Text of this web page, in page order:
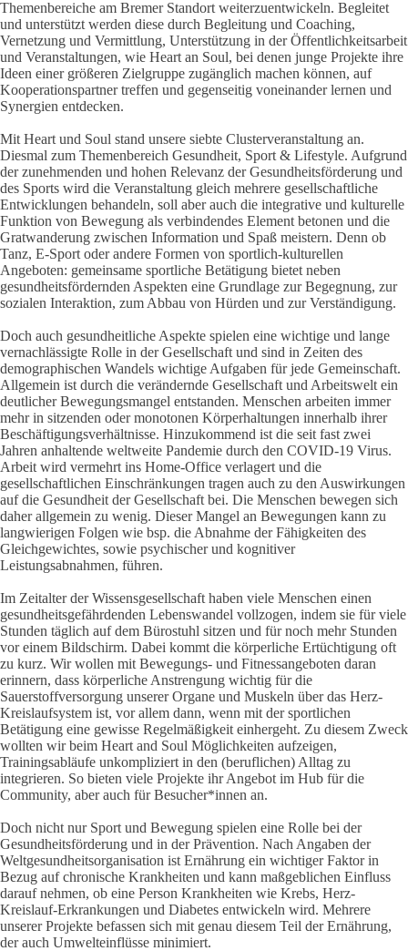
Themenbereiche am Bremer Standort weiterzuentwickeln. Begleitet
und unterstützt werden diese durch Begleitung und Coaching,
Vernetzung und Vermittlung, Unterstützung in der Öffentlichkeitsarbeit
und Veranstaltungen, wie Heart an Soul, bei denen junge Projekte ihre
Ideen einer größeren Zielgruppe zugänglich machen können, auf
Kooperationspartner treffen und gegenseitig voneinander lernen und
Synergien entdecken.
Mit Heart und Soul stand unsere siebte Clusterveranstaltung an.
Diesmal zum Themenbereich Gesundheit, Sport & Lifestyle. Aufgrund
der zunehmenden und hohen Relevanz der Gesundheitsförderung und
des Sports wird die Veranstaltung gleich mehrere gesellschaftliche
Entwicklungen behandeln, soll aber auch die integrative und kulturelle
Funktion von Bewegung als verbindendes Element betonen und die
Gratwanderung zwischen Information und Spaß meistern. Denn ob
Tanz, E-Sport oder andere Formen von sportlich-kulturellen
Angeboten: gemeinsame sportliche Betätigung bietet neben
gesundheitsfördernden Aspekten eine Grundlage zur Begegnung, zur
sozialen Interaktion, zum Abbau von Hürden und zur Verständigung.
Doch auch gesundheitliche Aspekte spielen eine wichtige und lange
vernachlässigte Rolle in der Gesellschaft und sind in Zeiten des
demographischen Wandels wichtige Aufgaben für jede Gemeinschaft.
Allgemein ist durch die verändernde Gesellschaft und Arbeitswelt ein
deutlicher Bewegungsmangel entstanden. Menschen arbeiten immer
mehr in sitzenden oder monotonen Körperhaltungen innerhalb ihrer
Beschäftigungsverhältnisse. Hinzukommend ist die seit fast zwei
Jahren anhaltende weltweite Pandemie durch den COVID-19 Virus.
Arbeit wird vermehrt ins Home-Office verlagert und die
gesellschaftlichen Einschränkungen tragen auch zu den Auswirkungen
auf die Gesundheit der Gesellschaft bei. Die Menschen bewegen sich
daher allgemein zu wenig. Dieser Mangel an Bewegungen kann zu
langwierigen Folgen wie bsp. die Abnahme der Fähigkeiten des
Gleichgewichtes, sowie psychischer und kognitiver
Leistungsabnahmen, führen.
Im Zeitalter der Wissensgesellschaft haben viele Menschen einen
gesundheitsgefährdenden Lebenswandel vollzogen, indem sie für viele
Stunden täglich auf dem Bürostuhl sitzen und für noch mehr Stunden
vor einem Bildschirm. Dabei kommt die körperliche Ertüchtigung oft
zu kurz. Wir wollen mit Bewegungs- und Fitnessangeboten daran
erinnern, dass körperliche Anstrengung wichtig für die
Sauerstoffversorgung unserer Organe und Muskeln über das Herz-
Kreislaufsystem ist, vor allem dann, wenn mit der sportlichen
Betätigung eine gewisse Regelmäßigkeit einhergeht. Zu diesem Zweck
wollten wir beim Heart and Soul Möglichkeiten aufzeigen,
Trainingsabläufe unkompliziert in den (beruflichen) Alltag zu
integrieren. So bieten viele Projekte ihr Angebot im Hub für die
Community, aber auch für Besucher*innen an.
Doch nicht nur Sport und Bewegung spielen eine Rolle bei der
Gesundheitsförderung und in der Prävention. Nach Angaben der
Weltgesundheitsorganisation ist Ernährung ein wichtiger Faktor in
Bezug auf chronische Krankheiten und kann maßgeblichen Einfluss
darauf nehmen, ob eine Person Krankheiten wie Krebs, Herz-
Kreislauf-Erkrankungen und Diabetes entwickeln wird. Mehrere
unserer Projekte befassen sich mit genau diesem Teil der Ernährung,
der auch Umwelteinflüsse minimiert.